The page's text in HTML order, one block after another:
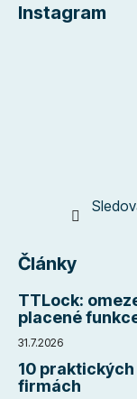
Instagram
Články
TTLock:
placené
31.7.2026
10
firmách